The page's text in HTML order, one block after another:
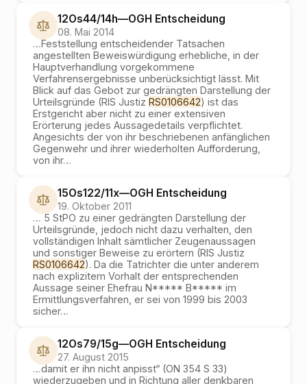
12Os44/14h—OGH Entscheidung
08. Mai 2014
…Feststellung entscheidender Tatsachen
angestellten Beweiswürdigung erhebliche, in der
Hauptverhandlung vorgekommene
Verfahrensergebnisse unberücksichtigt lässt. Mit
Blick auf das Gebot zur gedrängten Darstellung der
Urteilsgründe (RIS Justiz RS0106642) ist das
Erstgericht aber nicht zu einer extensiven
Erörterung jedes Aussagedetails verpflichtet.
Angesichts der von ihr beschriebenen anfänglichen
Gegenwehr und ihrer wiederholten Aufforderung,
von ihr…
15Os122/11x—OGH Entscheidung
19. Oktober 2011
…5 StPO zu einer gedrängten Darstellung der
Urteilsgründe, jedoch nicht dazu verhalten, den
vollständigen Inhalt sämtlicher Zeugenaussagen
und sonstiger Beweise zu erörtern (RIS Justiz
RS0106642). Da die Tatrichter die unter anderem
nach explizitem Vorhalt der entsprechenden
Aussage seiner Ehefrau N***** B***** im
Ermittlungsverfahren, er sei von 1999 bis 2003
sicher…
12Os79/15g—OGH Entscheidung
27. August 2015
…damit er ihn nicht anpisst“ (ON 354 S 33)
wiederzugeben und in Richtung aller denkbaren